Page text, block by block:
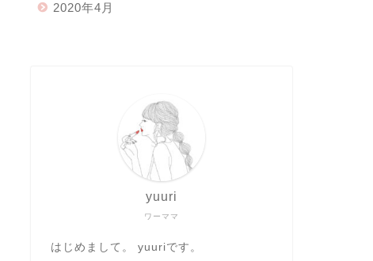
2020年4月
ワーママ
yuuri
はじめまして。 yuuriです。